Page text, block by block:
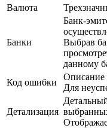
Валюта
Банки
Банк-
Выбрав
данному
Код ошибки
Для
Детализация